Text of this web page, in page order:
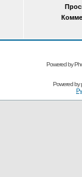
Powered by
Powered by